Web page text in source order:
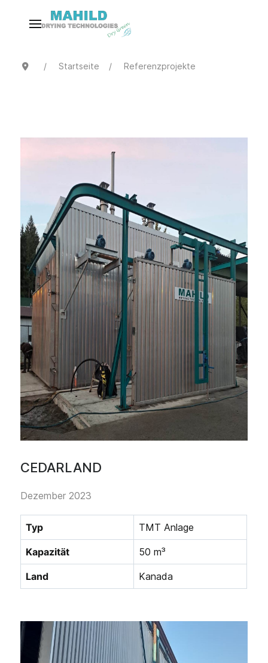
Startseite Referenzprojekte
CEDARLAND
Dezember 2023
Typ TMT Anlage
Kapazität 50 m³
Land Kanada